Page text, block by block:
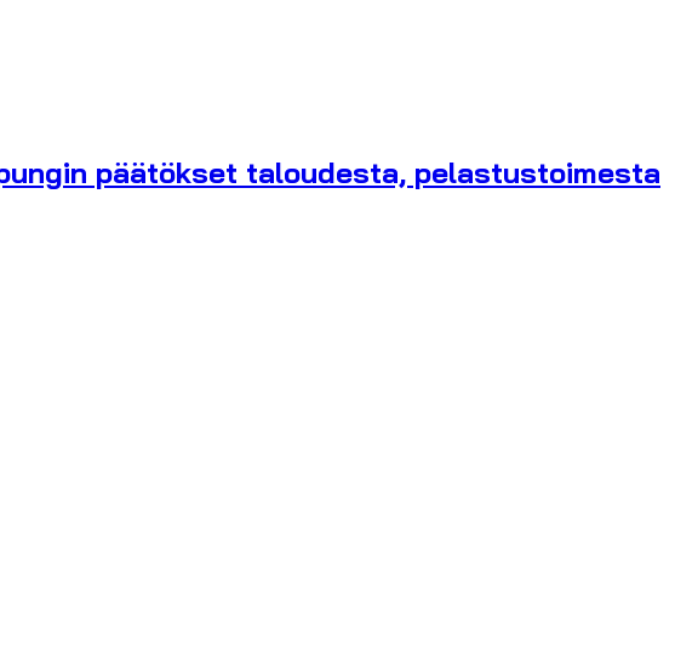
päätökset taloudesta, pelastustoimesta